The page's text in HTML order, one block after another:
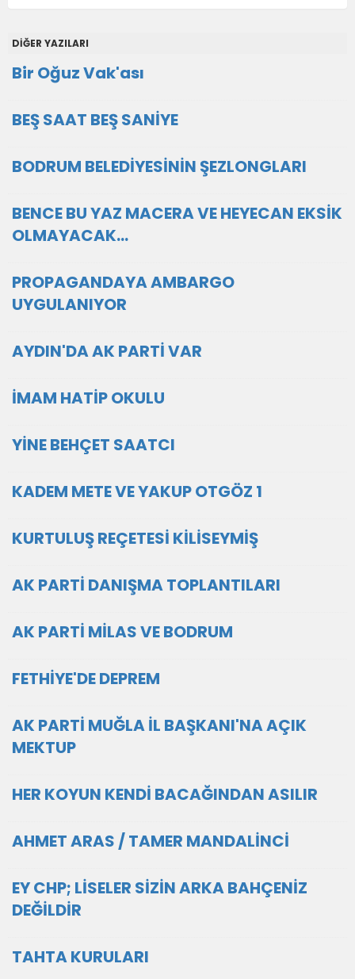
DİĞER YAZILARI
Bir Oğuz Vak'ası
BEŞ SAAT BEŞ SANİYE
BODRUM BELEDİYESİNİN ŞEZLONGLARI
BENCE BU YAZ MACERA VE HEYECAN EKSİK
OLMAYACAK...
PROPAGANDAYA AMBARGO
UYGULANIYOR
AYDIN'DA AK PARTİ VAR
İMAM HATİP OKULU
YİNE BEHÇET SAATCI
KADEM METE VE YAKUP OTGÖZ 1
KURTULUŞ REÇETESİ KİLİSEYMİŞ
AK PARTİ DANIŞMA TOPLANTILARI
AK PARTİ MİLAS VE BODRUM
FETHİYE'DE DEPREM
AK PARTİ MUĞLA İL BAŞKANI'NA AÇIK
MEKTUP
HER KOYUN KENDİ BACAĞINDAN ASILIR
AHMET ARAS / TAMER MANDALİNCİ
EY CHP; LİSELER SİZİN ARKA BAHÇENİZ
DEĞİLDİR
TAHTA KURULARI